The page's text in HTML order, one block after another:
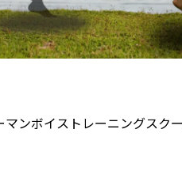
マンボイストレーニングスク